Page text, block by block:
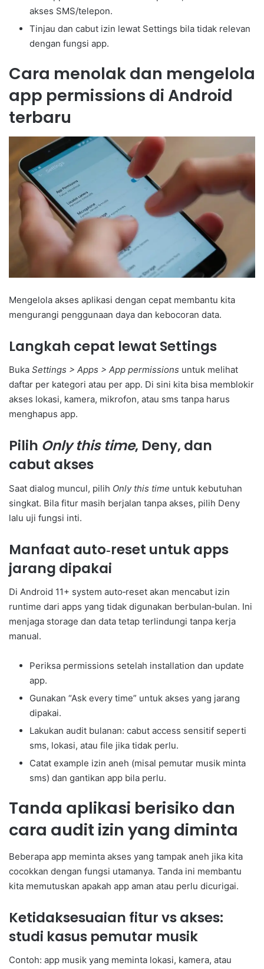
akses SMS/telepon.
Tinjau dan cabut izin lewat Settings bila tidak relevan
dengan fungsi app.
Cara menolak dan mengelola
app permissions di Android
terbaru
Mengelola akses aplikasi dengan cepat membantu kita
mengurangi penggunaan daya dan kebocoran data.
Langkah cepat lewat Settings
Buka Settings > Apps > App permissions untuk melihat
daftar per kategori atau per app. Di sini kita bisa memblokir
akses lokasi, kamera, mikrofon, atau sms tanpa harus
menghapus app.
Pilih Only this time, Deny, dan
cabut akses
Saat dialog muncul, pilih Only this time untuk kebutuhan
singkat. Bila fitur masih berjalan tanpa akses, pilih Deny
lalu uji fungsi inti.
Manfaat auto‑reset untuk apps
jarang dipakai
Di Android 11+ system auto‑reset akan mencabut izin
runtime dari apps yang tidak digunakan berbulan‑bulan. Ini
menjaga storage dan data tetap terlindungi tanpa kerja
manual.
Periksa permissions setelah installation dan update
app.
Gunakan “Ask every time” untuk akses yang jarang
dipakai.
Lakukan audit bulanan: cabut access sensitif seperti
sms, lokasi, atau file jika tidak perlu.
Catat example izin aneh (misal pemutar musik minta
sms) dan gantikan app bila perlu.
Tanda aplikasi berisiko dan
cara audit izin yang diminta
Beberapa app meminta akses yang tampak aneh jika kita
cocokkan dengan fungsi utamanya. Tanda ini membantu
kita memutuskan apakah app aman atau perlu dicurigai.
Ketidaksesuaian fitur vs akses:
studi kasus pemutar musik
Contoh: app musik yang meminta lokasi, kamera, atau